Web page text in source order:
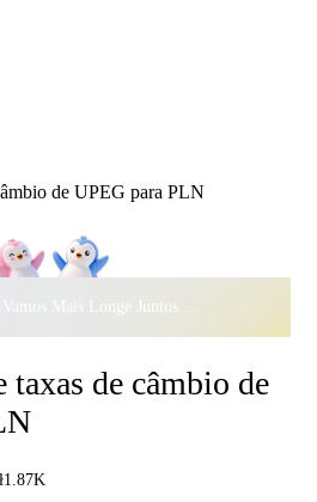
de UPEG para PLN
Além do Gelo, Vamos Mais Longe Juntos ·$500.000
taxas de câmbio de